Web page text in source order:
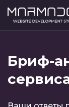
Бриф-